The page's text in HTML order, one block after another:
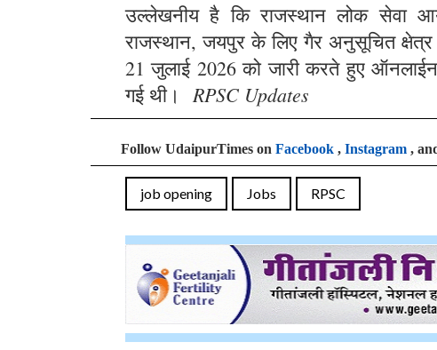
उल्लेखनीय है कि राजस्थान लोक सेवा
राजस्थान, जयपुर के लिए गैर अनुसूचित क्षेत्र
21 जुलाई 2026 को जारी करते हुए
गई थी। RPSC Updates
Follow UdaipurTimes on Facebook , Instagram ,
job opening Jobs RPSC